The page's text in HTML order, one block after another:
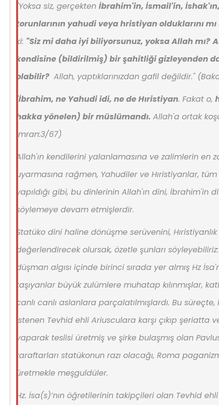
"Yoksa siz, gerçekten İbrahim'in, İsmail'in,
torunlarının yahudi veya hristiyan olduklarını
ki: "Siz mi daha iyi biliyorsunuz, yoksa Allah mı?
kendisine (bildirilmiş) bir şahitliği gizleyenden
olabilir? Allah, yaptıklarınızdan gafil değildir."
"İbrahim, ne Yahudi idi, ne de Hıristiyan. Fakat o,
hakka yönelen) bir müslümandı. Allah'a ortak
İmran:3/67)
Allah'ın kendilerini yalanlamasına ve zalimlerin en
uyarmasına rağmen, Yahudiler ve Hıristiyanlar,
yapıldığı gibi, bu dinlerinin Allah'ın dini, İbrahim'in
söylemeye devam etmişlerdir.
Statüko dini haline dönüşme serüvenini,
değerlendirecek olursak, özetle şunları
düşman algısı içinde birinci sırada yer almış Hz
taşıyanlar büyük zulümlere muhatap kılınmışlar,
canlı canlı aslanlara parçalatılmışlardı. Bu
istenen Tevhid ehli Ariusculara karşı çıkıp şeriatta
yaparak teslisi üretmiş ve şirke bulaşmış olan
taraftarları statükonun razı olacağı, Roma
üretmekle meşguldüler.
Hz. İsa(s)’nın öğretilerinin takipçileri olan Tevhid